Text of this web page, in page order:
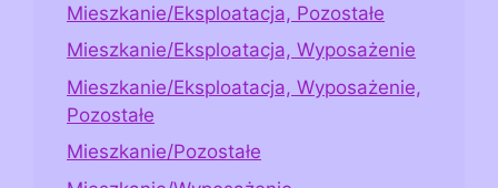
Mieszkanie/Eksploatacja, Pozostałe
Mieszkanie/Eksploatacja, Wyposażenie
Mieszkanie/Eksploatacja, Wyposażenie,
Pozostałe
Mieszkanie/Pozostałe